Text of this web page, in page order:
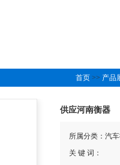
首页 >> 产品
供应河南衡器
所属分类：汽
关 键 词：